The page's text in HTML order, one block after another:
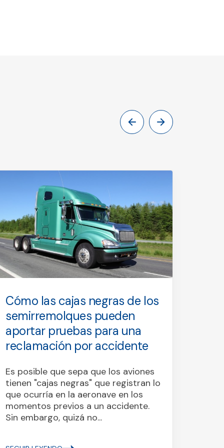
Cómo las cajas negras de los
semirremolques pueden
aportar pruebas para una
reclamación por accidente
Es posible que sepa que los aviones
tienen "cajas negras" que registran lo
que ocurría en la aeronave en los
momentos previos a un accidente.
Sin embargo, quizá no...